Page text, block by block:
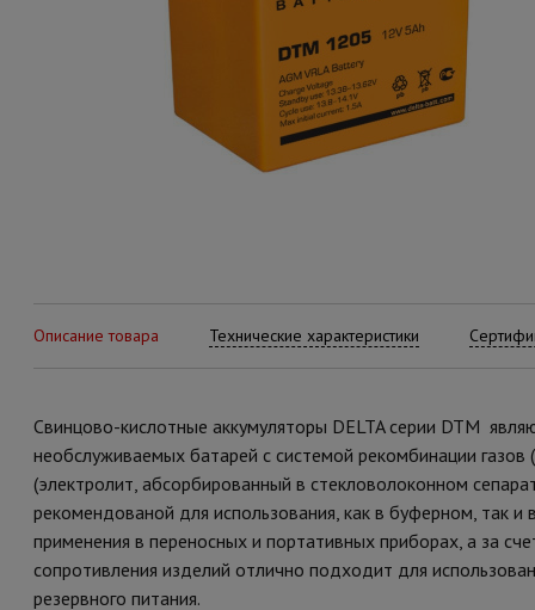
Описание товара Технические характеристики
Свинцово-кислотные аккумуляторы DELTA серии DTM
необслуживаемых батарей с системой рекомбинации газов
(электролит, абсорбированный в стекловолоконном
рекомендованой для использования, как в буферном, так
применения в переносных и портативных приборах, а за
сопротивления изделий отлично подходит для
резервного питания.